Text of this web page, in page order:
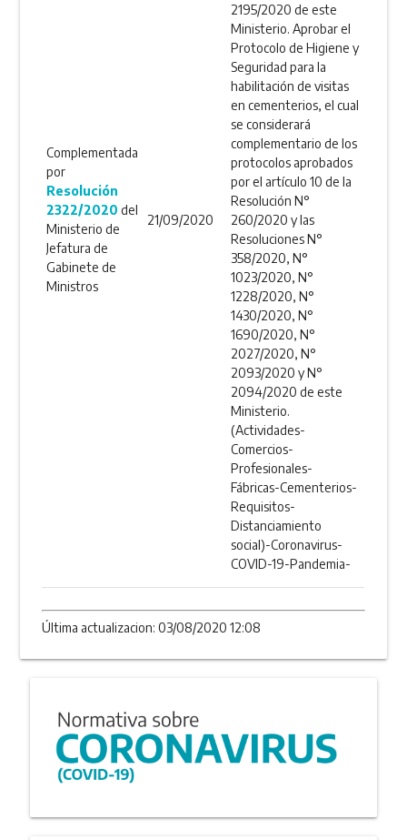
Complementada
por
Resolución
2322/2020 del
Ministerio de
Jefatura de
Gabinete de
Ministros
21/09/2020
2195/2020 de este
Ministerio. Aprobar el
Protocolo de Higiene y
Seguridad para la
habilitación de visitas
en cementerios, el cual
se considerará
complementario de los
protocolos aprobados
por el artículo 10 de la
Resolución N°
260/2020 y las
Resoluciones N°
358/2020, N°
1023/2020, N°
1228/2020, N°
1430/2020, N°
1690/2020, N°
2027/2020, N°
2093/2020 y N°
2094/2020 de este
Ministerio.
(Actividades-
Comercios-
Profesionales-
Fábricas-Cementerios-
Requisitos-
Distanciamiento
social)-Coronavirus-
COVID-19-Pandemia-
Última actualizacion: 03/08/2020 12:08